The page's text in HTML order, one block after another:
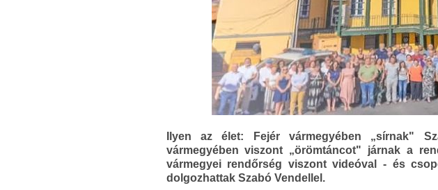
Ilyen az élet: Fejér vármegyében „sírnak"
vármegyében viszont „örömtáncot" járnak a
vármegyei rendőrség viszont videóval - és
dolgozhattak Szabó Vendellel.